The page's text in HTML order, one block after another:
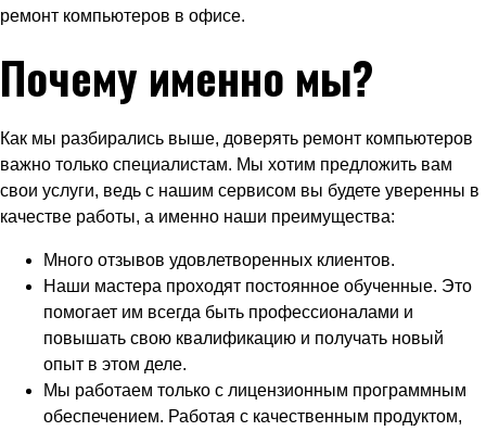
ремонт компьютеров в офисе.
Почему именно мы?
Как мы разбирались выше, доверять ремонт компьютеров
важно только специалистам. Мы хотим предложить вам
свои услуги, ведь с нашим сервисом вы будете уверенны в
качестве работы, а именно наши преимущества:
Много отзывов удовлетворенных клиентов.
Наши мастера проходят постоянное обученные. Это
помогает им всегда быть профессионалами и
повышать свою квалификацию и получать новый
опыт в этом деле.
Мы работаем только с лицензионным программным
обеспечением. Работая с качественным продуктом,